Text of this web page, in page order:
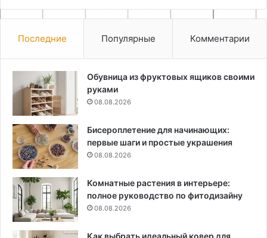
Последние Популярные Комментарии
Обувница из фруктовых ящиков своими
руками
08.08.2026
Бисероплетение для начинающих:
первые шаги и простые украшения
08.08.2026
Комнатные растения в интерьере:
полное руководство по фитодизайну
08.08.2026